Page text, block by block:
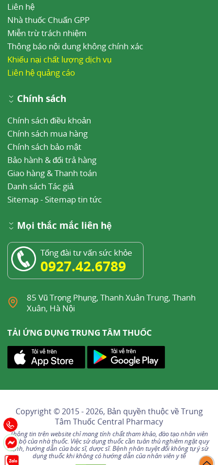
Liên hệ
Nhà thuốc Chuẩn GPP
Miễn trừ trách nhiệm
Thông báo nội dung không chính xác
Khiếu nại chất lượng dịch vụ
Liên hệ quảng cáo
Chính sách
Chính sách điều khoản
Chính sách mua hàng
Chính sách bảo mật
Bảo hành & đổi trả hàng
Giao hàng & Thanh toán
Danh sách Tác giả
Sitemap- Sitemap tin tức
Mọi thắc mắc liên hệ
Tổng đài tư vấn sức khỏe
0927.42.6789
85 Vũ Trọng Phụng, Thanh Xuân Trung, Thanh
Xuân, Hà Nội
TẢI ỨNG DỤNG TRUNG TÂM THUỐC
Copyright © 2015 - 2026, Bản quyền thuộc vềTrung
Tâm Thuốc Central Pharmacy
Thông tin trên website chỉ mang tính chất tham khảo, đào tạo nhân viên
nội bộ của nhà thuốc. Việc sử dụng thuốc cần tuân thủ nghiêm ngặt quy
định, hướng dẫn của bác sĩ, dược sĩ. Bệnh nhân tuyệt đối không tự ý sử
dụng thuốc khi không có hướng dẫn của nhân viên y tế